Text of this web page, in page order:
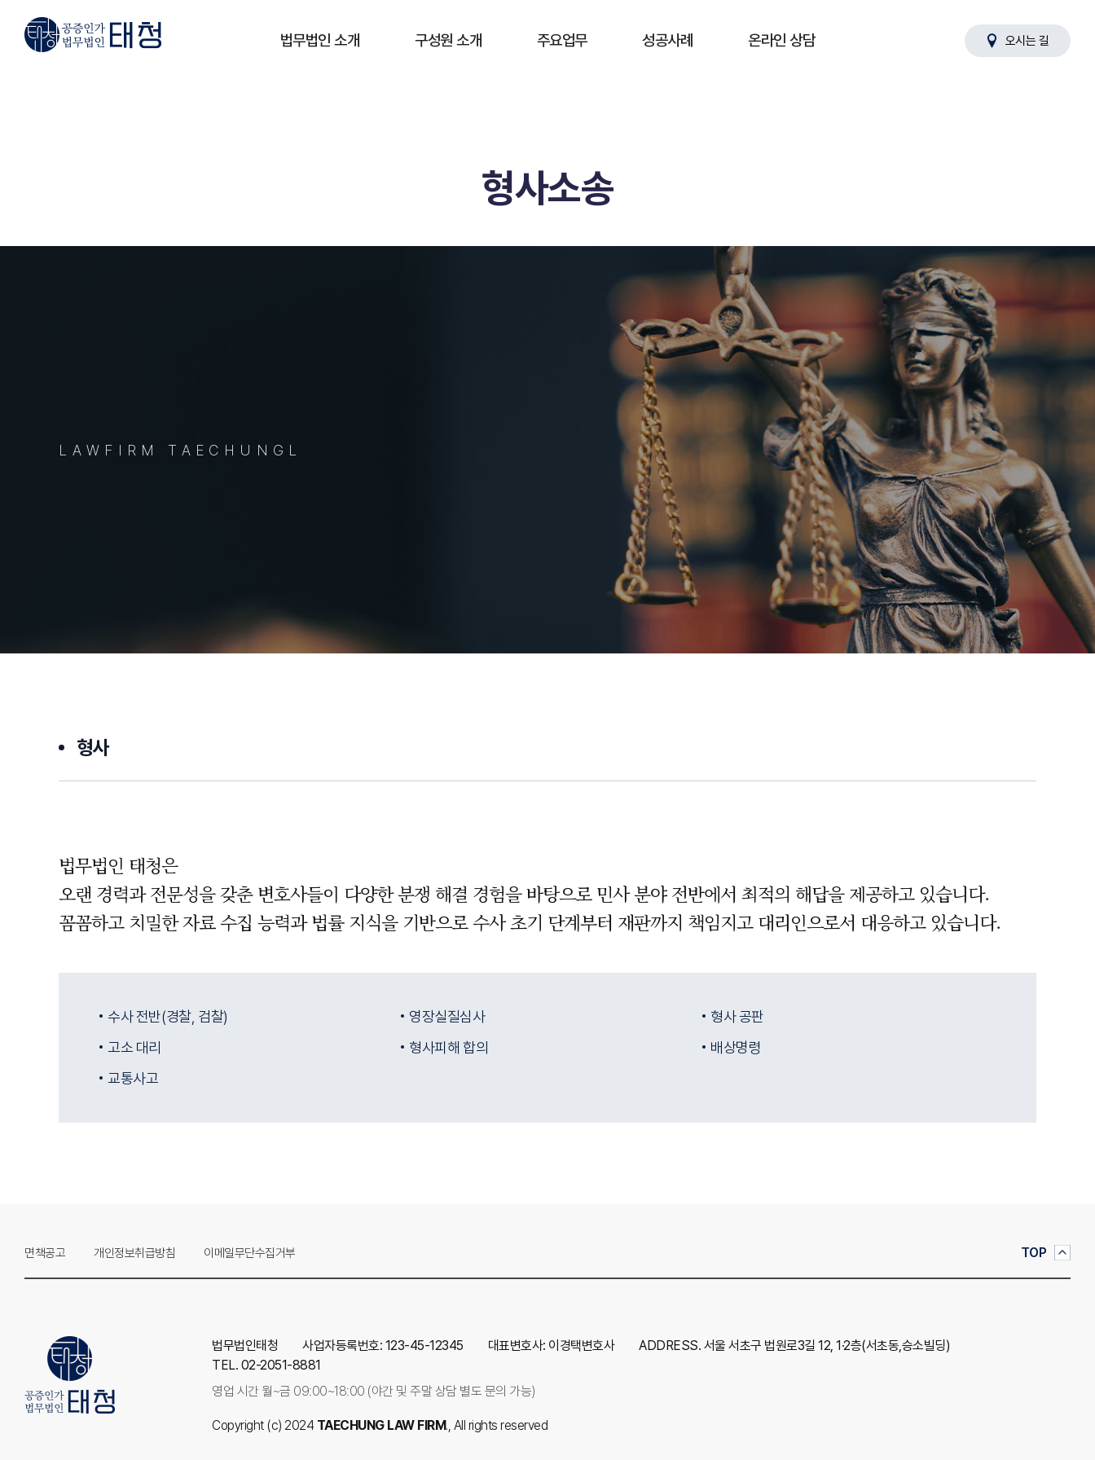
법무법인 소개 구성원 소개
변호사 김영빈
주요업무
형사
공증
성공사례 온라인 상담 오시는 길
형사소송
형사
법무법인 태청은
오랜 경력과 전문성을 갖춘 변호사들이 다양한 분쟁 해결 경험을 바탕으로 민사 분야 전반에서 최적의 해답을 제공하고 있습니다.
꼼꼼하고 치밀한 자료 수집 능력과 법률 지식을 기반으로 수사 초기 단계부터 재판까지 책임지고 대리인으로서 대응하고 있습니다.
수사 전반(경찰, 검찰) 영장실질심사
형사 공판
고소 대리
형사피해 합의
배상명령
교통사고
면책공고 개인정보취급방침 이메일무단수집거부 TOP
법무법인태청 사업자등록번호: 123-45-12345 대표변호사: 이경택변호사
ADDRESS. 서울 서초구 법원로3길 12, 1·2층(서초동,승소빌딩)
TEL. 02-2051-8881
영업 시간 월~금 09:00~18:00 (야간 및 주말 상담 별도 문의 가능)
Copyright (c) 2024 TAECHUNG LAW FIRM., All rights reserved